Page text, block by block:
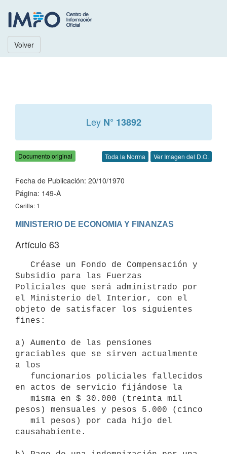
Volver
Ley N° 13892
Documento original Toda la Norma Ver Imagen del D.O.
Fecha de Publicación: 20/10/1970
Página: 149-A
Carilla: 1
MINISTERIO DE ECONOMIA Y FINANZAS
Artículo 63
Subsidio para las Fuerzas
Policiales que será administrado por
el Ministerio del Interior, con el
objeto de satisfacer los siguientes
fines:
a) Aumento de las pensiones
graciables que se sirven actualmente
a los
en actos de servicio fijándose la
pesos) mensuales y pesos 5.000 (cinco
causahabiente.